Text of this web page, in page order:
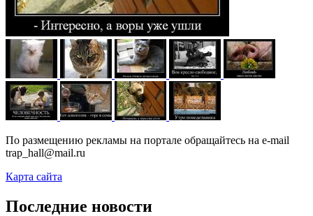
По размещению рекламы на портале обращайтесь на e-mail
trap_hall@mail.ru
Карта сайта
Последние новости